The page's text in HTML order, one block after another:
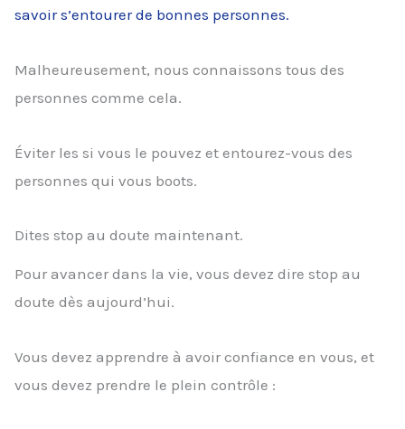
savoir s’entourer de bonnes personnes.
Malheureusement, nous connaissons tous des
personnes comme cela.
Éviter les si vous le pouvez et entourez-vous des
personnes qui vous boots.
Dites stop au doute maintenant.
Pour avancer dans la vie, vous devez dire stop au
doute dès aujourd’hui.
Vous devez apprendre à avoir confiance en vous, et
vous devez prendre le plein contrôle :